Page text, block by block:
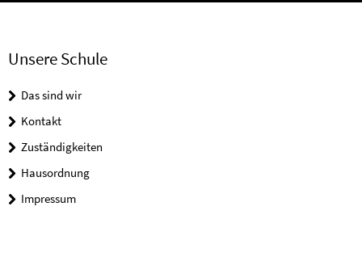
Unsere Schule
Das sind wir
Kontakt
Zuständigkeiten
Hausordnung
Impressum